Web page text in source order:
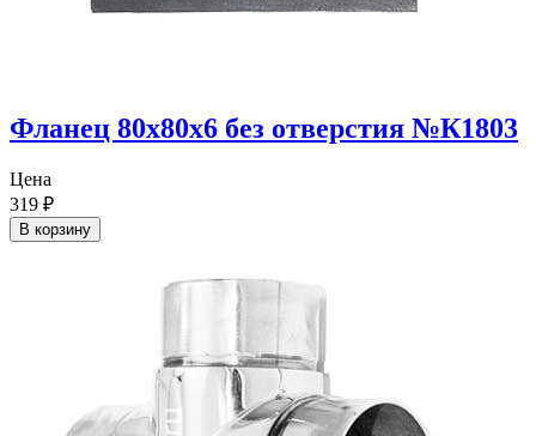
Фланец 80х80х6 без отверстия №К1803
Цена
319 ₽
В корзину